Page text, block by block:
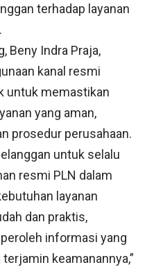
terhadap layanan
Beny Indra Praja,
kanal resmi
untuk memastikan
yang aman,
prosedur perusahaan.
untuk selalu
resmi PLN dalam
layanan
dan praktis,
informasi yang
keamanannya,”